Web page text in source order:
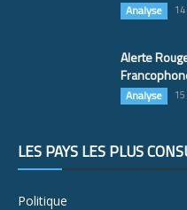
Analyse
Alerte
Analyse
LES PAYS LES PLUS
Politique